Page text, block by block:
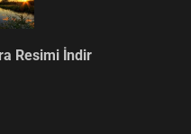
Resimi İndir